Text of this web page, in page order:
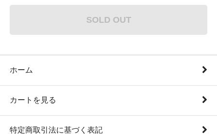
SOLD OUT
ホーム
カートを見る
特定商取引法に基づく表記